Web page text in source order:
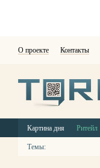
О проекте Контакты
Картина дня Ритейл
Темы: